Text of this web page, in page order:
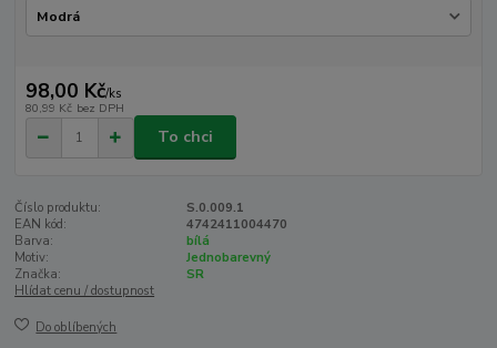
98,00 Kč/ks
80,99 Kč bez DPH
To chci
Číslo produktu:
S.0.009.1
EAN kód:
4742411004470
Barva:
bílá
Motiv:
Jednobarevný
Značka:
SR
Hlídat cenu / dostupnost
Do oblíbených